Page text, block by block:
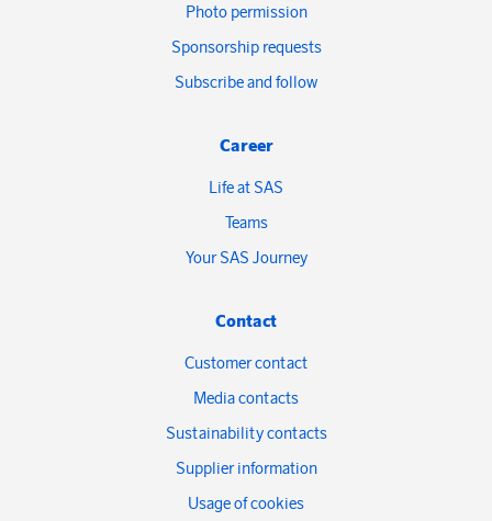
Photo permission
Sponsorship requests
Subscribe and follow
Career
Life at SAS
Teams
Your SAS Journey
Contact
Customer contact
Media contacts
Sustainability contacts
Supplier information
Usage of cookies